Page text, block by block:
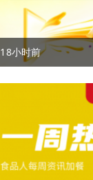
18小时前